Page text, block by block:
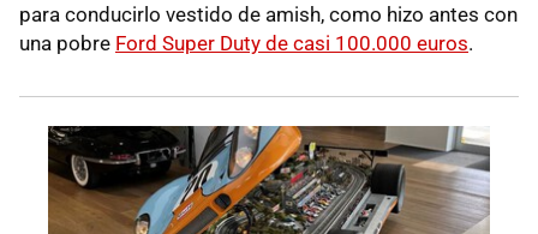
para conducirlo vestido de amish, como hizo antes con
una pobre Ford Super Duty de casi 100.000 euros.